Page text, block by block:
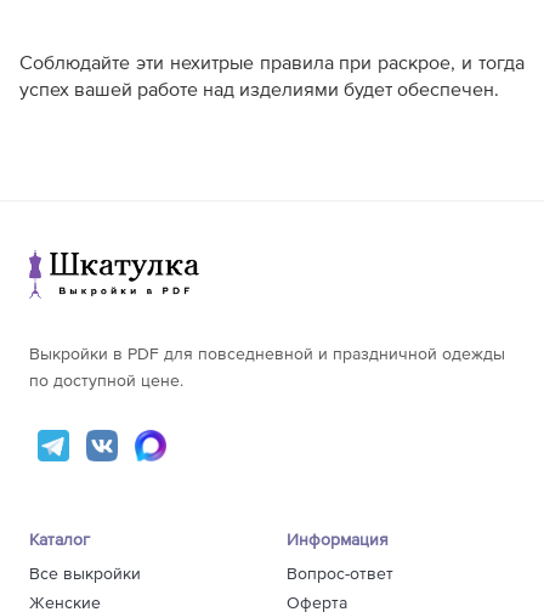
Соблюдайте эти нехитрые правила при раскрое, и тогда
успех вашей работе над изделиями будет обеспечен.
Выкройки в PDF для повседневной и праздничной одежды
по доступной цене.
Каталог
Все выкройки
Женские
Информация
Вопрос-ответ
Оферта